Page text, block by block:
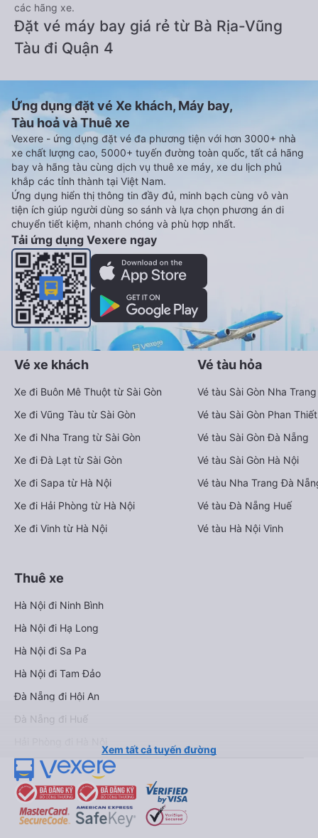
các hãng xe.
Đặt vé máy bay giá rẻ từ Bà Rịa-Vũng
Tàu đi Quận 4
Ứng dụng đặt vé Xe khách, Máy bay,
Tàu hoả và Thuê xe
Vexere - ứng dụng đặt vé đa phương tiện với hơn 3000+ nhà
xe chất lượng cao, 5000+ tuyến đường toàn quốc, tất cả hãng
bay và hãng tàu cùng dịch vụ thuê xe máy, xe du lịch phủ
khắp các tỉnh thành tại Việt Nam.
Ứng dụng hiển thị thông tin đầy đủ, minh bạch cùng vô vàn
tiện ích giúp người dùng so sánh và lựa chọn phương án di
chuyển tiết kiệm, nhanh chóng và phù hợp nhất.
Tải ứng dụng Vexere ngay
Vé xe khách
Xe đi Buôn Mê Thuột từ Sài Gòn
Xe đi Vũng Tàu từ Sài Gòn
Xe đi Nha Trang từ Sài Gòn
Xe đi Đà Lạt từ Sài Gòn
Xe đi Sapa từ Hà Nội
Xe đi Hải Phòng từ Hà Nội
Xe đi Vinh từ Hà Nội
Vé tàu hỏa
Vé tàu Sài Gòn Nha Trang
Vé tàu Sài Gòn Phan Thiết
Vé tàu Sài Gòn Đà Nẵng
Vé tàu Sài Gòn Hà Nội
Vé tàu Nha Trang Đà
Vé tàu Đà Nẵng Huế
Vé tàu Hà Nội Vinh
Thuê xe
Hà Nội đi Ninh Bình
Hà Nội đi Hạ Long
Hà Nội đi Sa Pa
Hà Nội đi Tam Đảo
Đà Nẵng đi Hội An
Đà Nẵng đi Huế
Xem tất cả tuyến đường